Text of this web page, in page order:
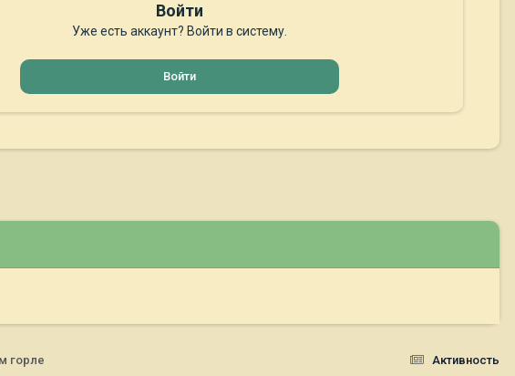
Войти
Уже есть аккаунт? Войти в систему.
Войти
Активность
горле